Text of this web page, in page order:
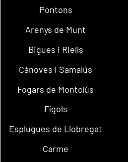
Pontons
Arenys de Munt
Bigues i Riells
Cànoves i Samalús
Fogars de Montclús
Fígols
Esplugues de Llobregat
Carme